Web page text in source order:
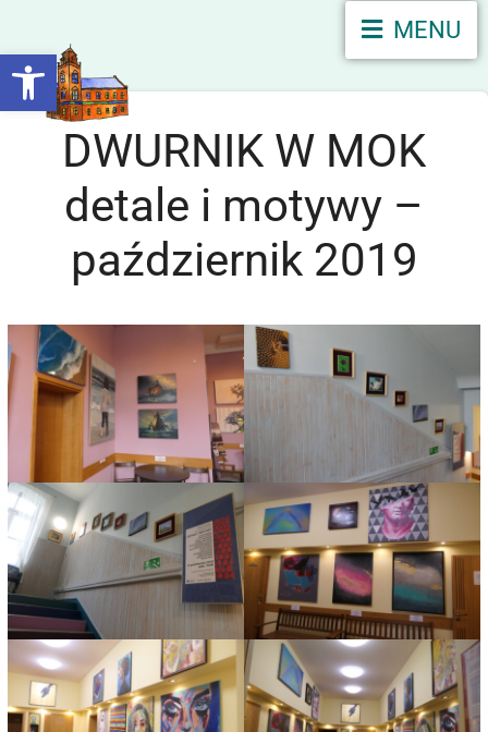
Otwórz pasek narzędzi
MENU
DWURNIK W MOK
detale i motywy –
październik 2019